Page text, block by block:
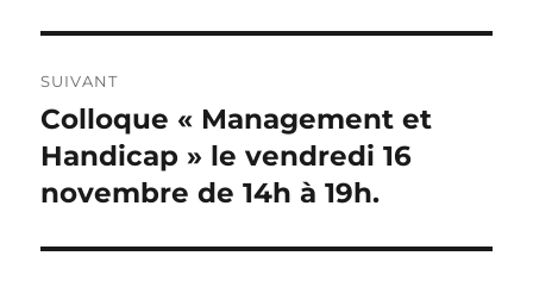
SUIVANT
Publication
suivante :
Colloque « Management et
Handicap » le vendredi 16
novembre de 14h à 19h.